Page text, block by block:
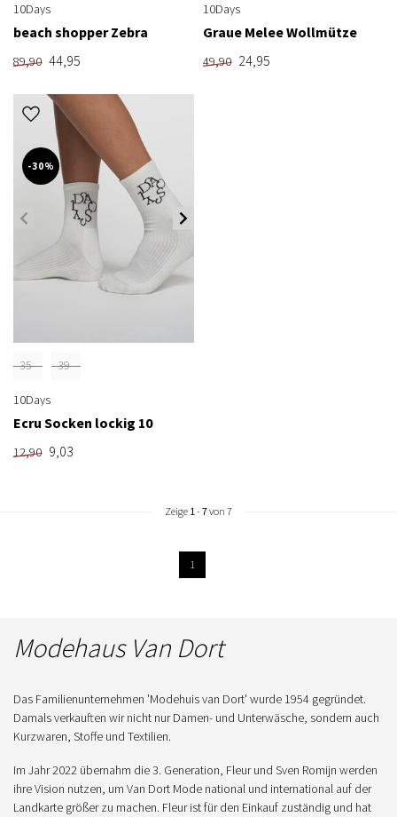
10Days
beach shopper Zebra
89,90 44,95
10Days
Graue Melee Wollmütze
49,90 24,95
-30%
35-
39-
10Days
Ecru Socken lockig 10
12,90 9,03
Zeige 1- 7von 7
1
Modehaus Van Dort
Das Familienunternehmen 'Modehuis van Dort' wurde 1954 gegründet.
Damals verkauften wir nicht nur Damen- und Unterwäsche, sondern auch
Kurzwaren, Stoffe und Textilien.
Im Jahr 2022 übernahm die 3. Generation, Fleur und Sven Romijn werden
ihre Vision nutzen, um Van Dort Mode national und international auf der
Landkarte größer zu machen. Fleur ist für den Einkauf zuständig und hat